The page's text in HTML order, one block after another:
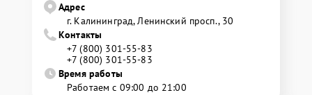
Адрес
г. Калининград, Ленинский просп., 30
Контакты
+7 (800) 301-55-83
+7 (800) 301-55-83
Время работы
Работаем с 09:00 до 21:00